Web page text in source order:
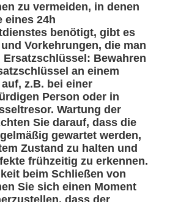
zu vermeiden, in denen
eines 24h
benötigt, gibt es
Vorkehrungen, die man
Bewahren
an einem
z.B. bei einer
Person oder in
Wartung der
Sie darauf, dass die
gewartet werden,
Zustand zu halten und
frühzeitig zu erkennen.
beim Schließen von
Sie sich einen Moment